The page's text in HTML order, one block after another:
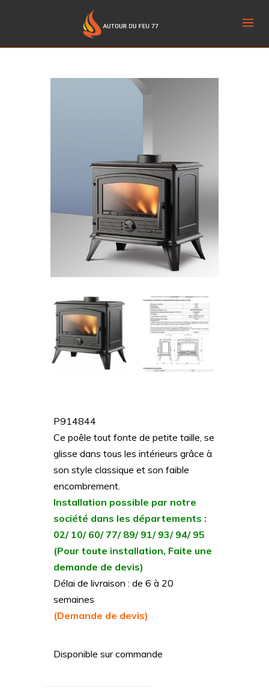
P914844
Ce poêle tout fonte de petite taille, se
glisse dans tous les intérieurs grâce à
son style classique et son faible
encombrement.
Installation possible par notre
société dans les départements :
02/ 10/ 60/ 77/ 89/ 91/ 93/ 94/ 95
(Pour toute installation, Faite une
demande de devis)
Délai de livraison : de 6 à 20
semaines
(Demande de devis)
Disponible sur commande